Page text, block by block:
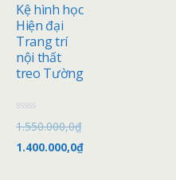
Kệ hình học
Hiện đại
Trang trí
nội thất
treo Tường
Đ
ư
ợ
c
1.550.000,0₫
1.400.000,0₫